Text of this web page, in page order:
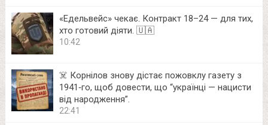
«Едельвейс» чекає. Контракт 18–24 — для тих,
хто готовий діяти. 🇺🇦
10:42
☠️ Корнілов знову дістає пожовклу газету з
1941‑го, щоб довести, що “українці — нацисти
від народження”.
22:41